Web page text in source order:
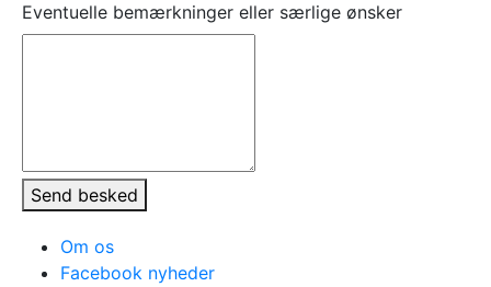
Eventuelle bemærkninger eller særlige ønsker
Send besked
Om os
Facebook nyheder